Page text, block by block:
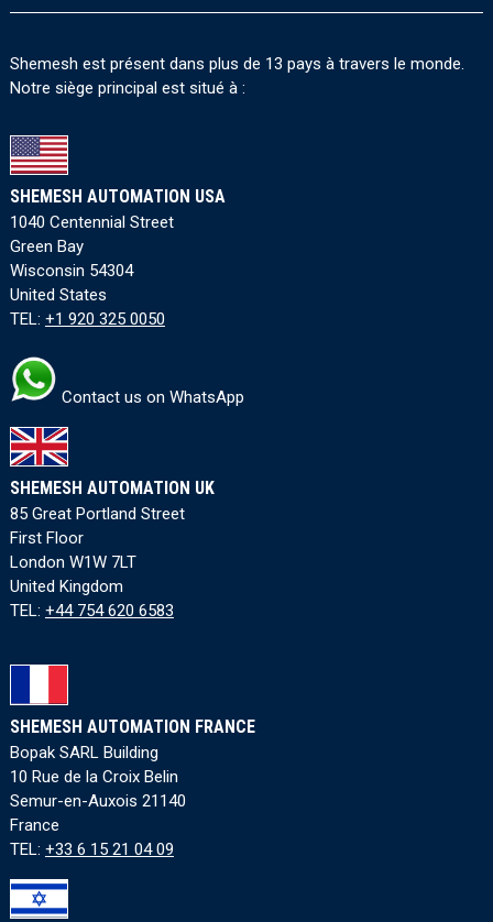
Shemesh est présent dans plus de 13 pays à travers le monde.
Notre siège principal est situé à :
SHEMESH AUTOMATION USA
1040 Centennial Street
Green Bay
Wisconsin 54304
United States
TEL: +1 920 325 0050
Contact us on WhatsApp
SHEMESH AUTOMATION UK
85 Great Portland Street
First Floor
London W1W 7LT
United Kingdom
TEL: +44 754 620 6583
SHEMESH AUTOMATION FRANCE
Bopak SARL Building
10 Rue de la Croix Belin
Semur-en-Auxois 21140
France
TEL: +33 6 15 21 04 09